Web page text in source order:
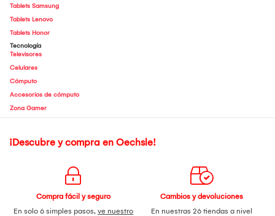
Tablets Samsung
Tablets Lenovo
Tablets Honor
Tecnología
Televisores
Celulares
Cómputo
Accesorios de cómputo
Zona Gamer
¡Descubre y compra en Oechsle!
Compra fácil y seguro
En solo 6 simples pasos, ve nuestro
Cambios y devoluciones
En nuestras 26 tiendas a nivel